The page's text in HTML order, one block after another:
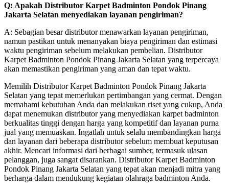
Q: Apakah Distributor Karpet Badminton Pondok Pinang
Jakarta Selatan menyediakan layanan pengiriman?
A: Sebagian besar distributor menawarkan layanan pengiriman,
namun pastikan untuk menanyakan biaya pengiriman dan estimasi
waktu pengiriman sebelum melakukan pembelian. Distributor
Karpet Badminton Pondok Pinang Jakarta Selatan yang terpercaya
akan memastikan pengiriman yang aman dan tepat waktu.
Memilih Distributor Karpet Badminton Pondok Pinang Jakarta
Selatan yang tepat memerlukan pertimbangan yang cermat. Dengan
memahami kebutuhan Anda dan melakukan riset yang cukup, Anda
dapat menemukan distributor yang menyediakan karpet badminton
berkualitas tinggi dengan harga yang kompetitif dan layanan purna
jual yang memuaskan. Ingatlah untuk selalu membandingkan harga
dan layanan dari beberapa distributor sebelum membuat keputusan
akhir. Mencari informasi dari berbagai sumber, termasuk ulasan
pelanggan, juga sangat disarankan. Distributor Karpet Badminton
Pondok Pinang Jakarta Selatan yang tepat akan menjadi mitra yang
berharga dalam mendukung kegiatan olahraga badminton Anda.